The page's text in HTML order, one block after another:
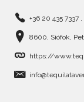
+36 20 435 7337
8600, Siófok,
https://